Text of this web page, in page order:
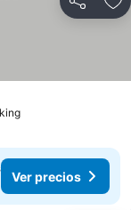
Compartir
Ver precios